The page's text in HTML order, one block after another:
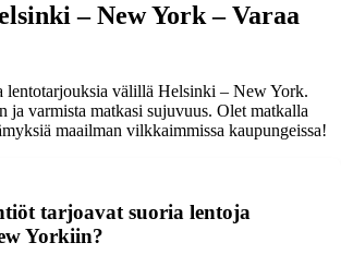
– New York – Varaa
lentotarjouksia välillä Helsinki – New York.
ja varmista matkasi sujuvuus. Olet matkalla
maailman vilkkaimmissa kaupungeissa!
tarjoavat suoria lentoja
Yorkiin?